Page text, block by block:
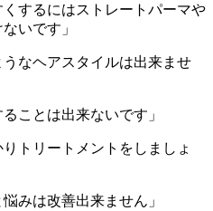
くするにはストレートパーマや
いです」
うなヘアスタイルは出来ませ
ことは出来ないです」
トリートメントをしましょ
みは改善出来ません」